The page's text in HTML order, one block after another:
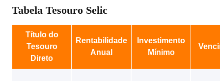
Tabela Tesouro Selic
Título do
Tesouro
Direto
Rentabilidade
Anual
Investimento
Mínimo